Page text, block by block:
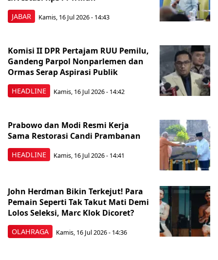
JABAR Kamis, 16 Jul 2026 - 14:43
HEADLINE
Komisi II DPR Pertajam RUU Pemilu,
Gandeng Parpol Nonparlemen dan
Ormas Serap Aspirasi Publik
Kamis, 16 Jul 2026 - 14:42
HEADLINE
Prabowo dan Modi Resmi Kerja
Sama Restorasi Candi Prambanan
Kamis, 16 Jul 2026 - 14:41
OLAHRAGA
John Herdman Bikin Terkejut! Para
Pemain Seperti Tak Takut Mati Demi
Lolos Seleksi, Marc Klok Dicoret?
Kamis, 16 Jul 2026 - 14:36